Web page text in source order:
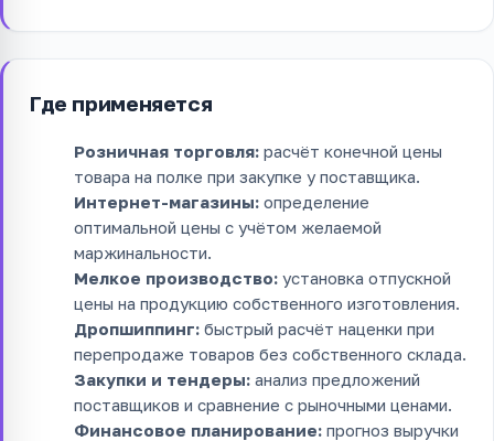
Где применяется
Розничная торговля: расчёт конечной цены
товара на полке при закупке у поставщика.
Интернет-магазины: определение
оптимальной цены с учётом желаемой
маржинальности.
Мелкое производство: установка отпускной
цены на продукцию собственного изготовления.
Дропшиппинг: быстрый расчёт наценки при
перепродаже товаров без собственного склада.
Закупки и тендеры: анализ предложений
поставщиков и сравнение с рыночными ценами.
Финансовое планирование: прогноз выручки